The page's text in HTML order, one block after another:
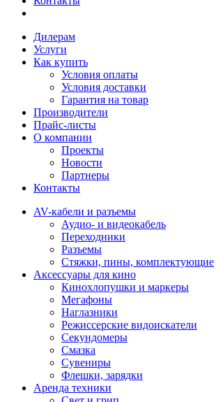
Дилерам
Услуги
Как купить
Условия оплаты
Условия доставки
Гарантия на товар
Производители
Прайс-листы
О компании
Проекты
Новости
Партнеры
Контакты
AV-кабели и разъемы
Аудио- и видеокабель
Переходники
Разъемы
Стяжки, пины, комплектующие
Аксессуары для кино
Кинохлопушки и маркеры
Мегафоны
Наглазники
Режиссерские видоискатели
Секундомеры
Смазка
Сувениры
Флешки, зарядки
Аренда техники